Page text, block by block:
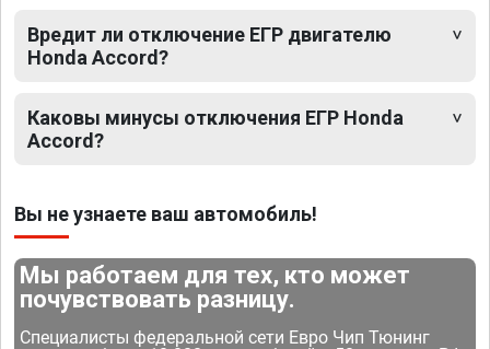
Вредит ли отключение ЕГР двигателю
Honda Accord?
Каковы минусы отключения ЕГР Honda
Accord?
Вы не узнаете ваш автомобиль!
Мы работаем для тех, кто может
почувствовать разницу.
Специалисты федеральной сети Евро Чип Тюнинг